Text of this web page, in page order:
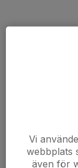
Vi
webbplats
även för